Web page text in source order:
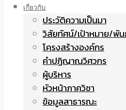
เกี่ยวกับ
ประวัติความเป็นมา
วิสัยทัศน์/เป้าหมาย/พั
โครงสร้างองค์กร
คำปฏิญาณวิศวกร
ผู้บริหาร
หัวหน้าภาควิชา
ข้อมูลสาธารณะ